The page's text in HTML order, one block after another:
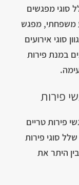
סוגי מפגשים
משפחתי, מפגש
סוגי אירועים
במנת פירות
פירות
פירות טריים
סוגי פירות
היתר את